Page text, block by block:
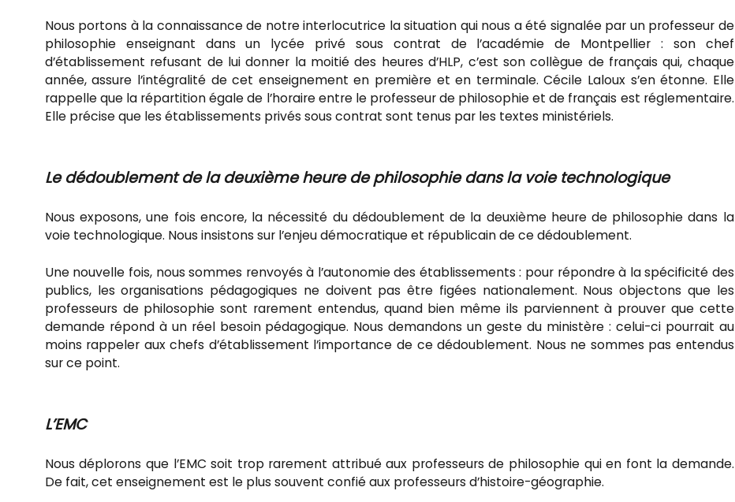
Nous portons à la connaissance de notre interlocutrice la situation qui nous a été signalée par un professeur de
philosophie enseignant dans un lycée privé sous contrat de l’académie de Montpellier : son chef
d’établissement refusant de lui donner la moitié des heures d’HLP, c’est son collègue de français qui, chaque
année, assure l’intégralité de cet enseignement en première et en terminale. Cécile Laloux s’en étonne. Elle
rappelle que la répartition égale de l’horaire entre le professeur de philosophie et de français est réglementaire.
Elle précise que les établissements privés sous contrat sont tenus par les textes ministériels.
Le dédoublement de la deuxième heure de philosophie dans la voie technologique
Nous exposons, une fois encore, la nécessité du dédoublement de la deuxième heure de philosophie dans la
voie technologique. Nous insistons sur l’enjeu démocratique et républicain de ce dédoublement.
Une nouvelle fois, nous sommes renvoyés à l’autonomie des établissements : pour répondre à la spécificité des
publics, les organisations pédagogiques ne doivent pas être figées nationalement. Nous objectons que les
professeurs de philosophie sont rarement entendus, quand bien même ils parviennent à prouver que cette
demande répond à un réel besoin pédagogique. Nous demandons un geste du ministère : celui-ci pourrait au
moins rappeler aux chefs d’établissement l’importance de ce dédoublement. Nous ne sommes pas entendus
sur ce point.
L’EMC
Nous déplorons que l’EMC soit trop rarement attribué aux professeurs de philosophie qui en font la demande.
De fait, cet enseignement est le plus souvent confié aux professeurs d’histoire-géographie.